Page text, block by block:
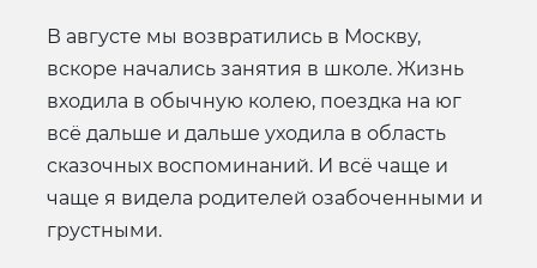
В августе мы возвратились в Москву,
вскоре начались занятия в школе. Жизнь
входила в обычную колею, поездка на юг
всё дальше и дальше уходила в область
сказочных воспоминаний. И всё чаще и
чаще я видела родителей озабоченными и
грустными.